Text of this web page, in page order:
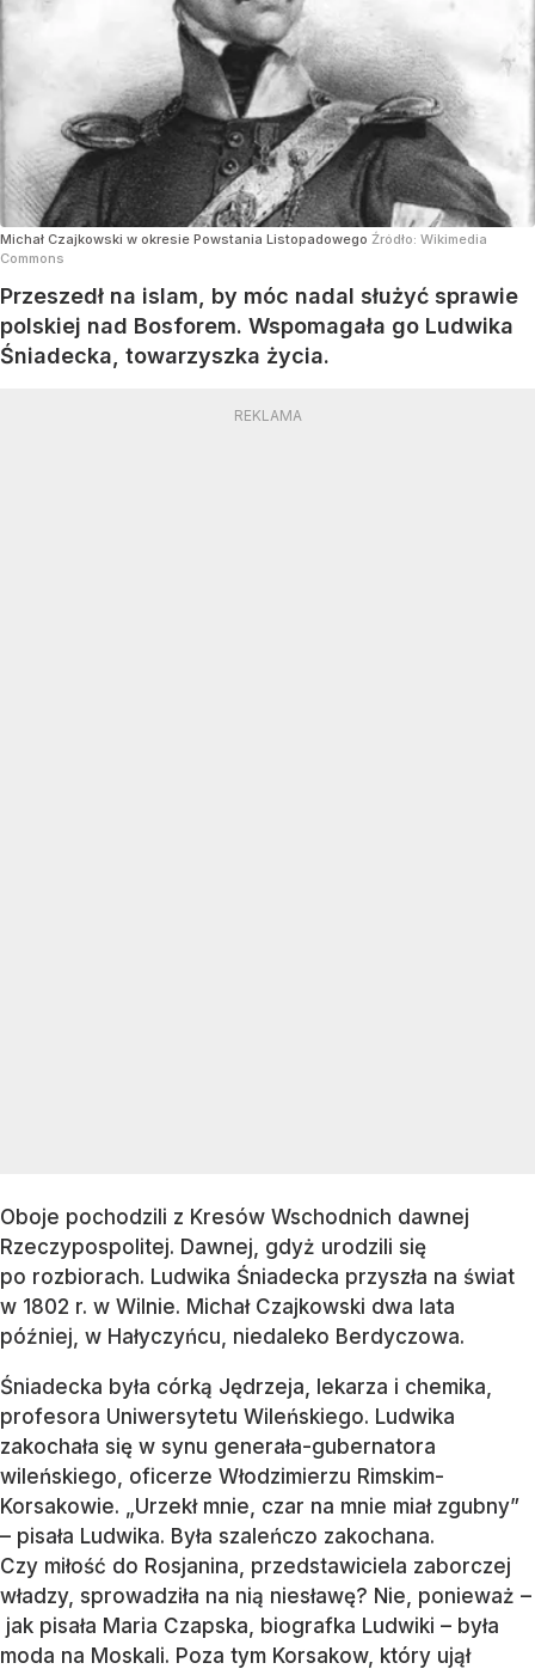
Michał Czajkowski w okresie Powstania Listopadowego Źródło: Wikimedia
Commons
Przeszedł na islam, by móc nadal służyć sprawie
polskiej nad Bosforem. Wspomagała go Ludwika
Śniadecka, towarzyszka życia.
Oboje pochodzili z Kresów Wschodnich dawnej
Rzeczypospolitej. Dawnej, gdyż urodzili się
po rozbiorach. Ludwika Śniadecka przyszła na świat
w 1802 r. w Wilnie. Michał Czajkowski dwa lata
później, w Hałyczyńcu, niedaleko Berdyczowa.
Śniadecka była córką Jędrzeja, lekarza i chemika,
profesora Uniwersytetu Wileńskiego. Ludwika
zakochała się w synu generała-gubernatora
wileńskiego, oficerze Włodzimierzu Rimskim-
Korsakowie. „Urzekł mnie, czar na mnie miał zgubny”
– pisała Ludwika. Była szaleńczo zakochana.
Czy miłość do Rosjanina, przedstawiciela zaborczej
władzy, sprowadziła na nią niesławę? Nie, ponieważ –
jak pisała Maria Czapska, biografka Ludwiki – była
moda na Moskali. Poza tym Korsakow, który ujął